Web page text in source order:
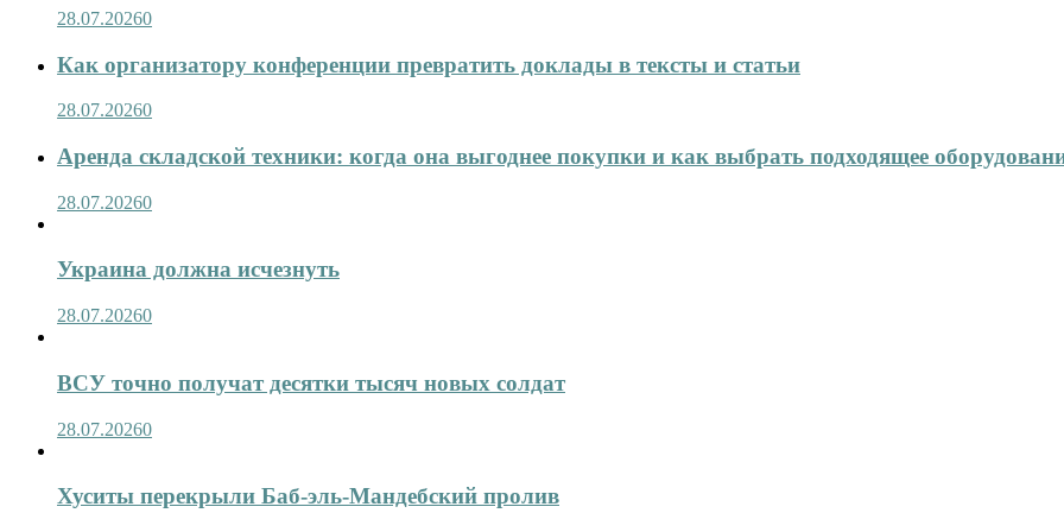
28.07.20260
Как организатору конференции превратить доклады в тексты и статьи
28.07.20260
Аренда складской техники: когда она выгоднее покупки и как выбрать подходящее
28.07.20260
Украина должна исчезнуть
28.07.20260
ВСУ точно получат десятки тысяч новых солдат
28.07.20260
Хуситы перекрыли Баб-эль-Мандебский пролив